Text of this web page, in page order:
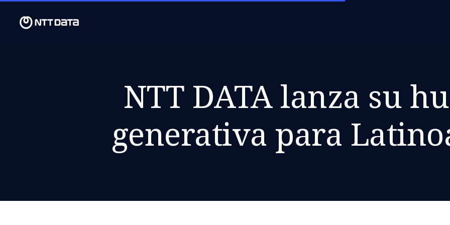
NTT DATA lanza su
generativa para